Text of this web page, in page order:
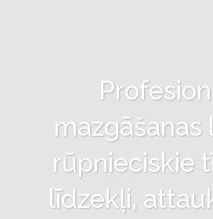
mazgāšanas
rūpnieciskie
līdzekļi,